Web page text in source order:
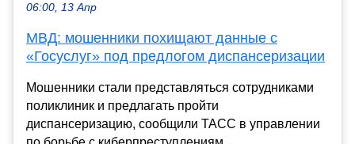
06:00, 13 Апр
МВД: мошенники похищают данные с
«Госуслуг» под предлогом диспансеризации
Мошенники стали представляться сотрудниками
поликлиник и предлагать пройти
диспансеризацию, сообщили ТАСС в управлении